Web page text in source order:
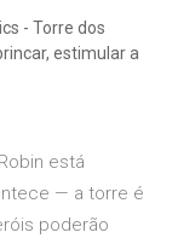
- Torre dos
estimular a
está
— a torre é
poderão